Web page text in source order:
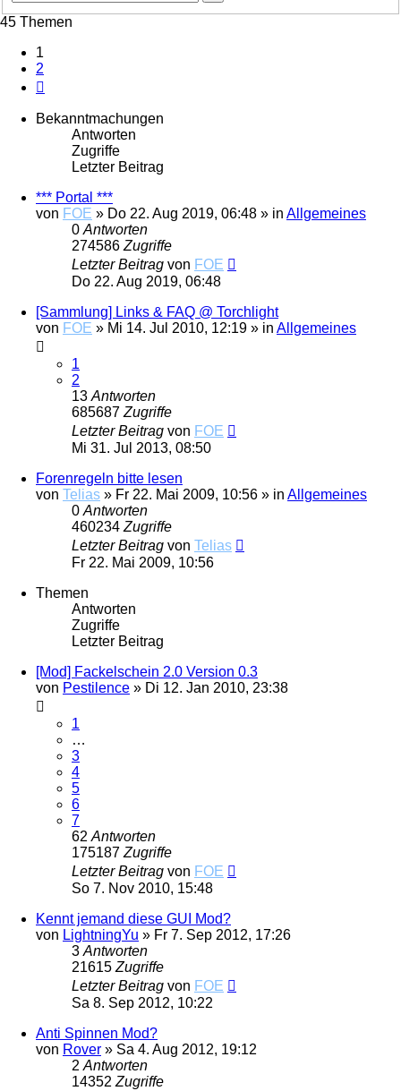
45 Themen
1
2
Bekanntmachungen
Antworten
Zugriffe
Letzter Beitrag
*** Portal ***
von FOE » Do 22. Aug 2019, 06:48 » in Allgemeines
0 Antworten
274586 Zugriffe
Letzter Beitrag von FOE
Do 22. Aug 2019, 06:48
[Sammlung] Links & FAQ @ Torchlight
von FOE » Mi 14. Jul 2010, 12:19 » in Allgemeines
1
2
13 Antworten
685687 Zugriffe
Letzter Beitrag von FOE
Mi 31. Jul 2013, 08:50
Forenregeln bitte lesen
von Telias » Fr 22. Mai 2009, 10:56 » in Allgemeines
0 Antworten
460234 Zugriffe
Letzter Beitrag von Telias
Fr 22. Mai 2009, 10:56
Themen
Antworten
Zugriffe
Letzter Beitrag
[Mod] Fackelschein 2.0 Version 0.3
von Pestilence » Di 12. Jan 2010, 23:38
1
…
3
4
5
6
7
62 Antworten
175187 Zugriffe
Letzter Beitrag von FOE
So 7. Nov 2010, 15:48
Kennt jemand diese GUI Mod?
von LightningYu » Fr 7. Sep 2012, 17:26
3 Antworten
21615 Zugriffe
Letzter Beitrag von FOE
Sa 8. Sep 2012, 10:22
Anti Spinnen Mod?
von Rover » Sa 4. Aug 2012, 19:12
2 Antworten
14352 Zugriffe